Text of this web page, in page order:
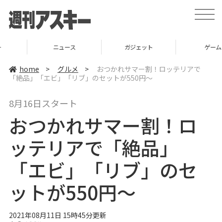
t
o
e
ガジェット
home > グルメ >
おつかれサマー割！ロッテリアで
「絶品」「エビ」「リブ」のセットが550円～
8月16日スタート
おつかれサマー割！ロ
ッテリアで「絶品」
「エビ」「リブ」のセ
ットが550円～
2021年08月11日 15時45分更新